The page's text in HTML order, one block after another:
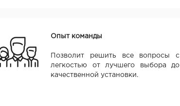
Опыт команды
Позволит решить все вопросы с
легкостью от лучшего выбора до
качественной установки.